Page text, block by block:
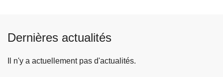
Dernières actualités
Il n'y a actuellement pas d'actualités.